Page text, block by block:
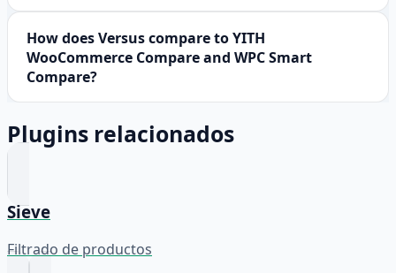
How does Versus compare to YITH
WooCommerce Compare and WPC Smart
Compare?
Plugins relacionados
Sieve
Filtrado de productos